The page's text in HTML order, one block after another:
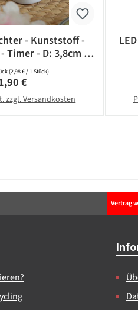
- Kunststoff -
Timer - D: 3,8cm -
4 Stück
(2,98 € / 1 Stück)
Preis:
€
zzgl. Versandkosten
Vertrag